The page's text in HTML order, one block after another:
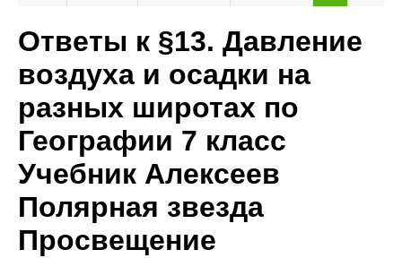
Ответы к §13. Давление
воздуха и осадки на
разных широтах по
Географии 7 класс
Учебник Алексеев
Полярная звезда
Просвещение